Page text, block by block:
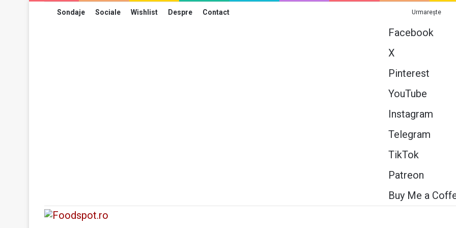
Sondaje Sociale Wishlist Despre Contact Urmarește
Facebook
X
Pinterest
YouTube
Instagram
Telegram
TikTok
Patreon
Buy Me a